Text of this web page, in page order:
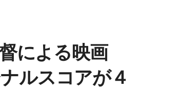
による映画
ルスコアが４